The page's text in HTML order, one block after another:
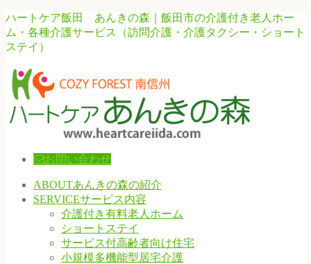
ハートケア飯田 あんきの森｜飯田市の介護付き老人ホー
ム・各種介護サービス（訪問介護・介護タクシー・ショート
ステイ）
お問い合わせ
ABOUTあんきの森の紹介
SERVICEサービス内容
介護付き有料老人ホーム
ショートステイ
サービス付高齢者向け住宅
小規模多機能型居宅介護